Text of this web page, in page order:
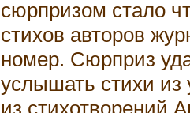
сюрпризом стало
стихов авторов
номер. Сюрприз
услышать стихи
из стихотворений